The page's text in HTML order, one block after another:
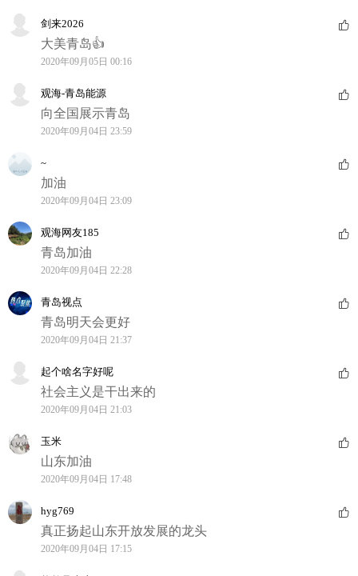
剑来2026
大美青岛👍
2020年09月05日 00:16
观海-青岛能源
向全国展示青岛
2020年09月04日 23:59
~
加油
2020年09月04日 23:09
观海网友185
青岛加油
2020年09月04日 22:28
青岛视点
青岛明天会更好
2020年09月04日 21:37
起个啥名字好呢
社会主义是干出来的
2020年09月04日 21:03
玉米
山东加油
2020年09月04日 17:48
hyg769
真正扬起山东开放发展的龙头
2020年09月04日 17:15